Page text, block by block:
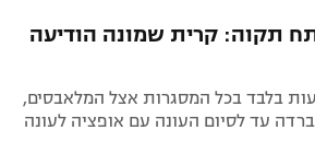
ליגות נוספות
תקוה: קרית שמונה הודיעה
בלבד בכל המסגרות אצל המלאבסים,
עד לסיום העונה עם אופציה לעונה